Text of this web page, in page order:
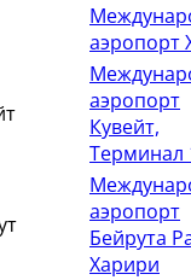
аэропорт
аэропорт
Кувейт,
Терминал
аэропорт
Бейрута
Харири